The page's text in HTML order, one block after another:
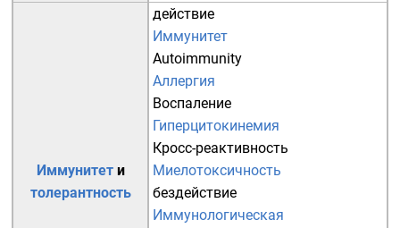
Иммунитети
толерантность
действие
Иммунитет
Autoimmunity
Аллергия
Воспаление
Гиперцитокинемия
Кросс-реактивность
Миелотоксичность
бездействие
Иммунологическая